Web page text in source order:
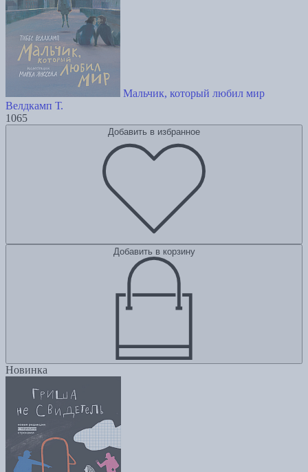
Мальчик, который любил мир
Велдкамп Т.
1065
Добавить в избранное
Добавить в корзину
Новинка